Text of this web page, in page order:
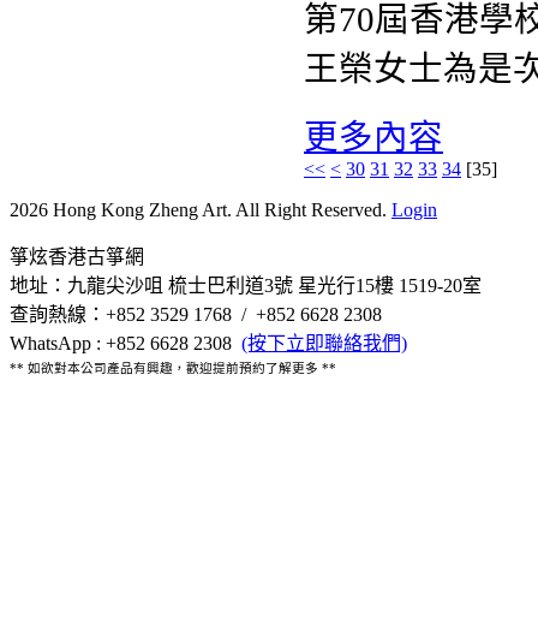
第70屆香港學
王榮女士為是
更多內容
<< < 30 31 32 33 34 [35]
2026 Hong Kong Zheng Art. All Right Reserved. Login
箏炫香港古箏網
地址：九龍尖沙咀 梳士巴利道3號 星光行15樓 1519-20室
查詢熱線：+852 3529 1768 / +852 6628 2308
WhatsApp : +852 6628 2308 (按下立即聯絡我們)
** 如欲對本公司產品有興趣，歡迎提前預約了解更多 **